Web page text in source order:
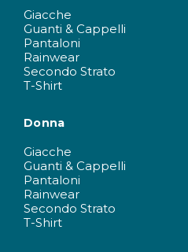
Giacche
Guanti & Cappelli
Pantaloni
Rainwear
Secondo Strato
T-Shirt
Donna
Giacche
Guanti & Cappelli
Pantaloni
Rainwear
Secondo Strato
T-Shirt